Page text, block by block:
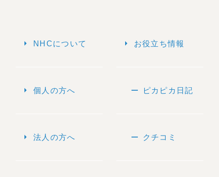
arrow_right NHCについて
arrow_right 個人の方へ
arrow_right 法人の方へ
arrow_right お役立ち情報
remove ピカピカ日記
remove クチコミ